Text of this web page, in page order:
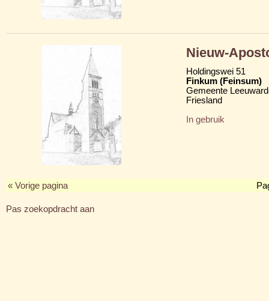
Nieuw-
Holdingswei 51
Finkum (Feinsum)
Gemeente
Friesland
In gebruik
« Vorige pagina
Pas zoekopdracht aan